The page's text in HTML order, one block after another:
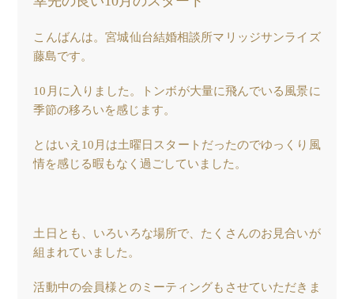
こんばんは。宮城仙台結婚相談所マリッジサンライズ
藤島です。
10月に入りました。トンボが大量に飛んでいる風景に
季節の移ろいを感じます。
とはいえ10月は土曜日スタートだったのでゆっくり風
情を感じる暇もなく過ごしていました。
土日とも、いろいろな場所で、たくさんのお見合いが
組まれていました。
活動中の会員様とのミーティングもさせていただきま